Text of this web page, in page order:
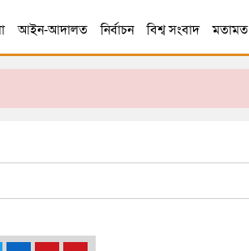
আইন-আদালত নির্বাচন বিশ্ব সংবাদ মতামত